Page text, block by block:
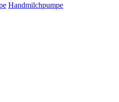
Handmilchpumpe